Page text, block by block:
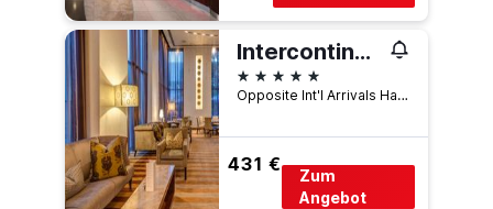
Intercontinental Hotels Johannesburg O.R.Tambo Airport By IHG
5 Sterne
Opposite Int'l Arrivals Hall,O.R. Tambo International Airport Kempton Park, Kempton Park, Gauteng, Südafrika
431 €
Zum
Angebot